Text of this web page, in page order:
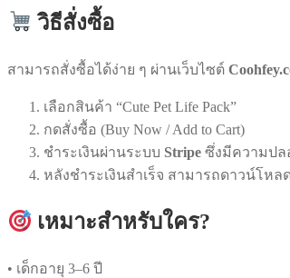
วิธีสั่งซื้อ
สามารถสั่งซื้อได้ง่าย ๆ ผ่านเว็บไซต์
เลือกสินค้า “Cute Pet Life Pack”
กดสั่งซื้อ (Buy Now / Add to Cart)
ชำระเงินผ่านระบบ Stripe ซึ่งมีความปล
หลังชำระเงินสำเร็จ สามารถดาวน์โห
เหมาะสำหรับใคร?
• เด็กอายุ 3–6 ปี